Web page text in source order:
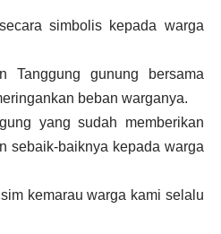
simbolis kepada warga
gunung bersama
beban warganya.
yang sudah memberikan
sebaik-baiknya kepada warga
kemarau warga kami selalu
dengan BPBD, TNI dan